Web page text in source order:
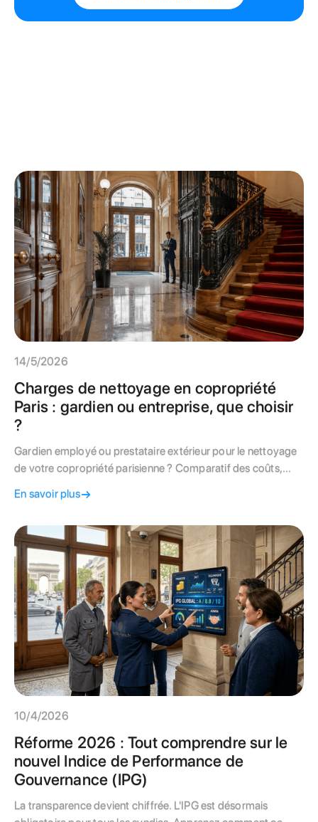
14/5/2026
Charges de nettoyage en copropriété
Paris : gardien ou entreprise, que choisir
?
Gardien employé ou prestataire extérieur pour le nettoyage
de votre copropriété parisienne ? Comparatif des coûts,
En savoir plus
10/4/2026
Réforme 2026 : Tout comprendre sur le
nouvel Indice de Performance de
Gouvernance (IPG)
La transparence devient chiffrée. L'IPG est désormais